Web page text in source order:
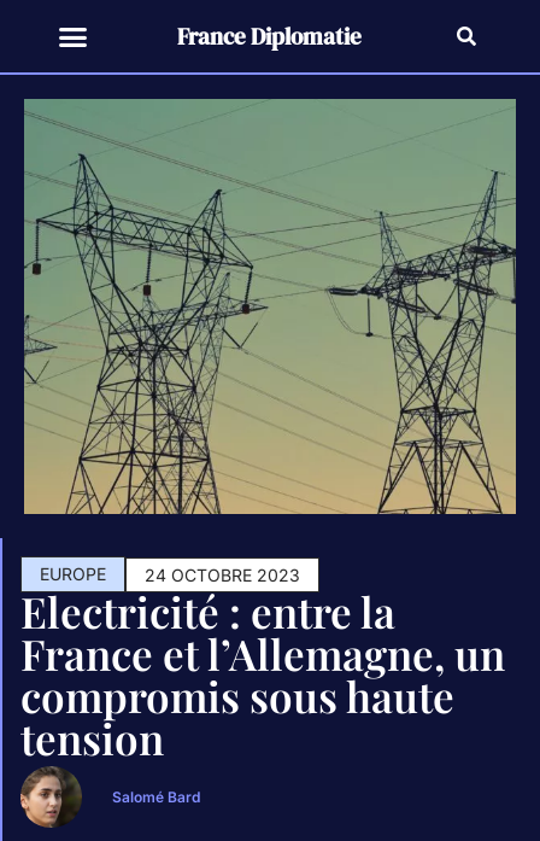
France Diplomatie
EUROPE 24 OCTOBRE 2023
Electricité : entre la
France et l’Allemagne, un
compromis sous haute
tension
Salomé Bard